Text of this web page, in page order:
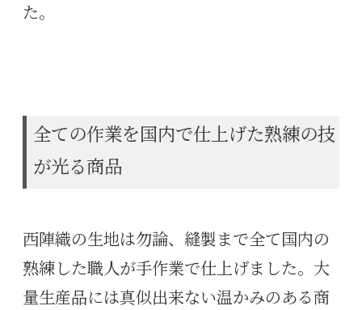
た。
全ての作業を国内で仕上げた熟練の技
が光る商品
西陣織の生地は勿論、縫製まで全て国内の
熟練した職人が手作業で仕上げました。大
量生産品には真似出来ない温かみのある商